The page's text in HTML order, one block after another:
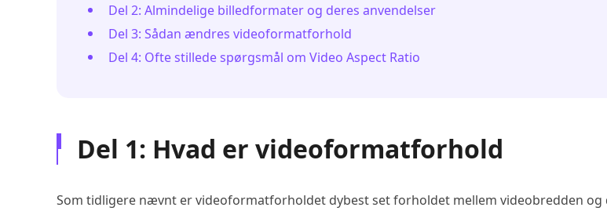
Del 2: Almindelige billedformater og deres anvendelser
Del 3: Sådan ændres videoformatforhold
Del 4: Ofte stillede spørgsmål om Video Aspect Ratio
Del 1: Hvad er videoformatforhold
Som tidligere nævnt er videoformatforholdet dybest set forholdet mellem videobredden og